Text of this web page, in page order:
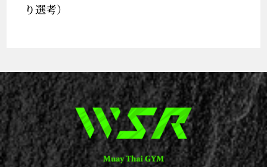
り選考）